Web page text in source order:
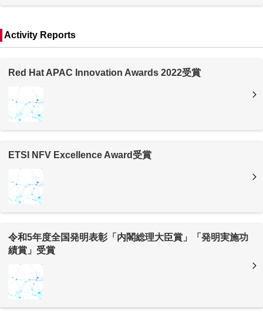
Activity Reports
Red Hat APAC Innovation Awards 2022受賞
ETSI NFV Excellence Award受賞
令和5年度全国発明表彰「内閣総理大臣賞」「発明実施功
績賞」受賞